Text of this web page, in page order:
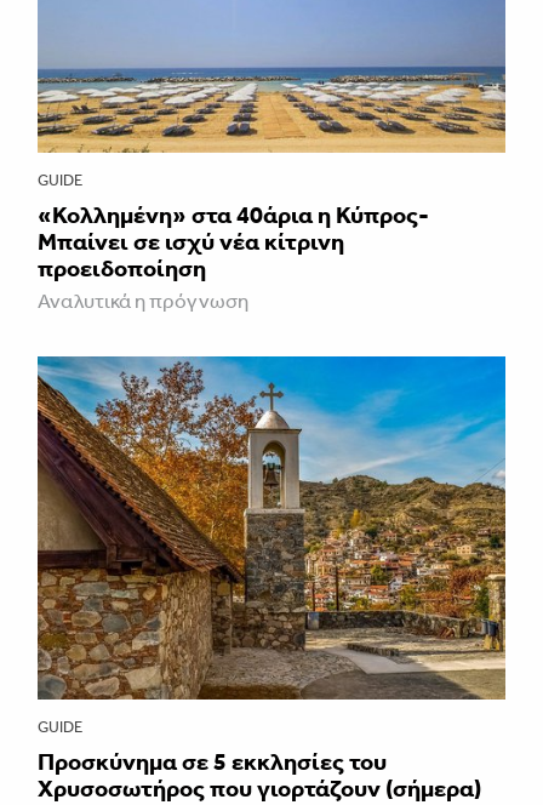
GUIDE
«Κολλημένη» στα 40άρια η Κύπρος-
Μπαίνει σε ισχύ νέα κίτρινη
προειδοποίηση
Αναλυτικά η πρόγνωση
GUIDE
Προσκύνημα σε 5 εκκλησίες του
Χρυσοσωτήρος που γιορτάζουν (σήμερα)